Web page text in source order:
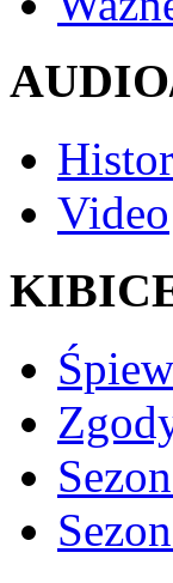
Video